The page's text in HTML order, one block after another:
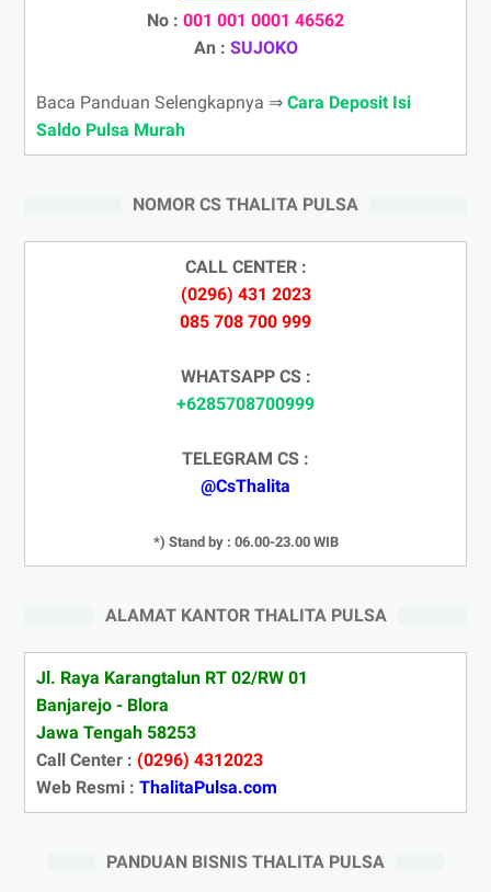
No : 001 001 0001 46562
An : SUJOKO
Baca Panduan Selengkapnya ⇒ Cara Deposit Isi
Saldo Pulsa Murah
NOMOR CS THALITA PULSA
CALL CENTER :
(0296) 431 2023
085 708 700 999
WHATSAPP CS :
+6285708700999
TELEGRAM CS :
@CsThalita
*) Stand by : 06.00-23.00 WIB
ALAMAT KANTOR THALITA PULSA
Jl. Raya Karangtalun RT 02/RW 01
Banjarejo - Blora
Jawa Tengah 58253
Call Center : (0296) 4312023
Web Resmi : ThalitaPulsa.com
PANDUAN BISNIS THALITA PULSA